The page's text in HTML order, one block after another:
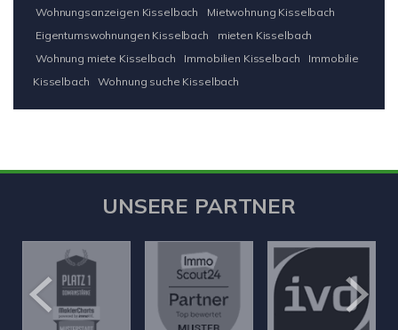
Wohnungsanzeigen Kisselbach
Mietwohnung Kisselbach
Eigentumswohnungen Kisselbach
mieten Kisselbach
Wohnung miete Kisselbach
Immobilien Kisselbach
Immobilie
Kisselbach
Wohnung suche Kisselbach
UNSERE PARTNER